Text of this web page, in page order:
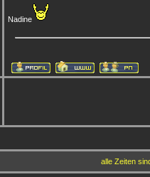
Nadine
alle Zeiten